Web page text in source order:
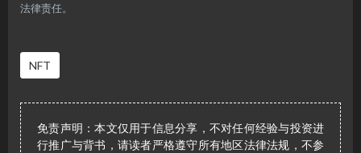
法律责任。
NFT
免责声明：本文仅用于信息分享，不对任何经验与投资进
行推广与背书，请读者严格遵守所有地区法律法规，不参